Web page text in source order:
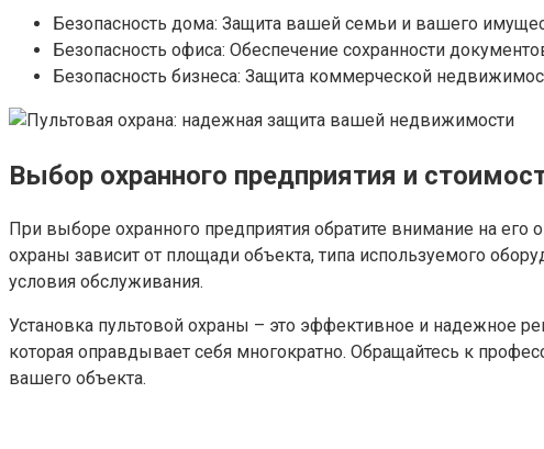
Безопасность дома: Защита вашей семьи и вашего
Безопасность офиса: Обеспечение сохранности
Безопасность бизнеса: Защита коммерческой
Выбор охранного предприятия и
При выборе охранного предприятия обратите внимание на
охраны зависит от площади объекта, типа используемого
условия обслуживания.
Установка пультовой охраны – это эффективное и надежное
которая оправдывает себя многократно. Обращайтесь к
вашего объекта.